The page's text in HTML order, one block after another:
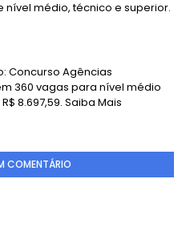
nível médio, técnico e superior.
Concurso Agências
360 vagas para nível médio
8.697,59. Saiba Mais
COMENTÁRIO